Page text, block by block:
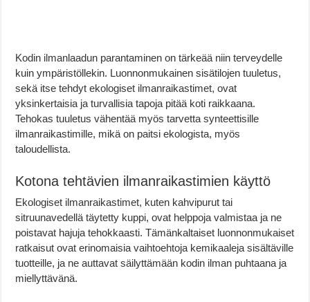
Kodin ilmanlaadun parantaminen on tärkeää niin terveydelle
kuin ympäristöllekin. Luonnonmukainen sisätilojen tuuletus,
sekä itse tehdyt ekologiset ilmanraikastimet, ovat
yksinkertaisia ja turvallisia tapoja pitää koti raikkaana.
Tehokas tuuletus vähentää myös tarvetta synteettisille
ilmanraikastimille, mikä on paitsi ekologista, myös
taloudellista.
Kotona tehtävien ilmanraikastimien käyttö
Ekologiset ilmanraikastimet, kuten kahvipurut tai
sitruunavedellä täytetty kuppi, ovat helppoja valmistaa ja ne
poistavat hajuja tehokkaasti. Tämänkaltaiset luonnonmukaiset
ratkaisut ovat erinomaisia vaihtoehtoja kemikaaleja sisältäville
tuotteille, ja ne auttavat säilyttämään kodin ilman puhtaana ja
miellyttävänä.